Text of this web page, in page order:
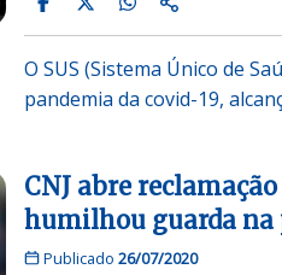
O SUS (Sistema Único de
pandemia da covid-19,
CNJ abre
humilhou guarda na
Publicado 26/07/2020